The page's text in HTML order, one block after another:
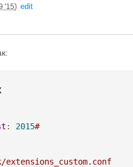
'15) edit
: 2015#